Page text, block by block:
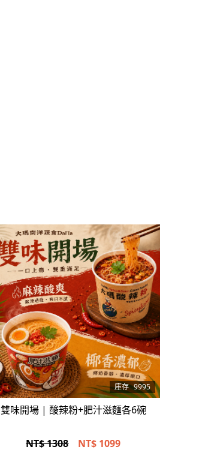
立即選購 庫存 9995
雙味開場 | 酸辣粉+肥汁滋麵各6碗
NT$ 1308 NT$ 1099